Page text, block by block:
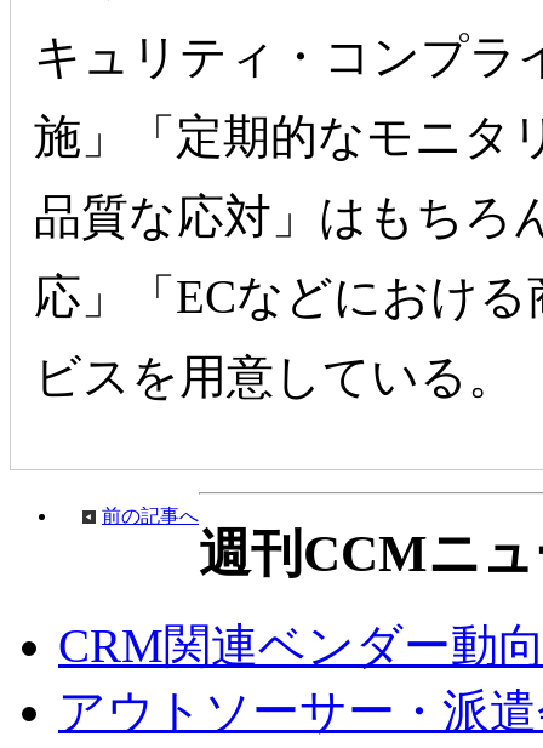
キュリティ・コンプラ
施」「定期的なモニタ
品質な応対」はもちろ
応」「ECなどにおけ
ビスを用意している。
前の記事へ
週刊CCMニ
CRM関連ベンダー動
アウトソーサー・派